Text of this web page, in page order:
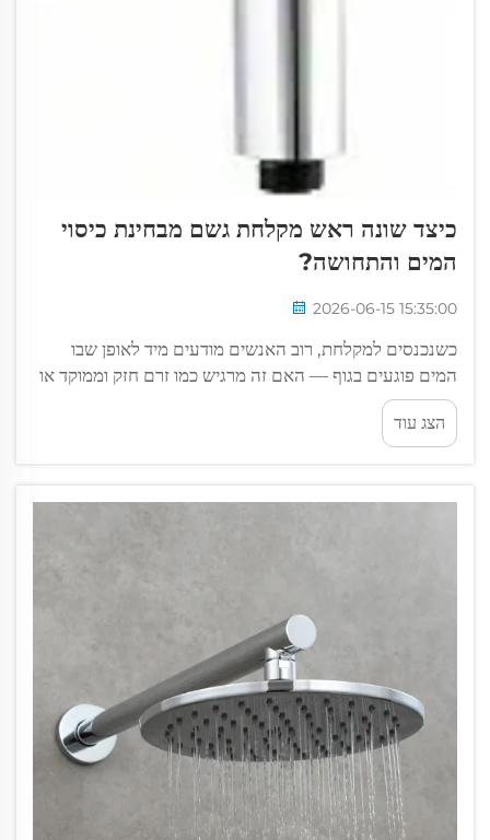
כיצד שונה ראש מקלחת גשם מבחינת כיסוי
המים והתחושה?
2026-06-15 15:35:00
כשנכנסים למקלחת, רוב האנשים מודעים מיד לאופן שבו
המים פוגעים בגוף — האם זה מרגיש כמו זרם חזק וממוקד או
משהו שכולל יותר. ראש מקלחת בסגנון גשם עוצב כדי לחקות
את התחושה...
הצג עוד